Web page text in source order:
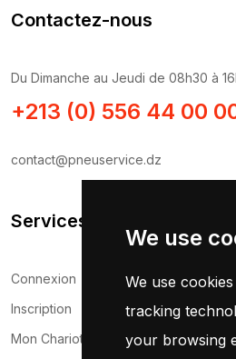
We use
We use
tracking
your browsing
Contactez-nous
Du Dimanche au Jeudi de 08h30 à
+213 (0) 556 44 00
contact@pneuservice.dz
Services Clients
Connexion
Inscription
Mon Chariot